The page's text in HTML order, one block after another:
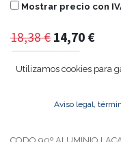
Mostrar precio con
18,38€ 14,70 €
CODO 90º ALUMINIO
Utilizamos cookies para
Aviso legal,